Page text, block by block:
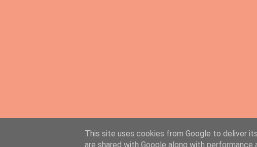
This site uses cookies from Google to deliver
are shared with Google along with